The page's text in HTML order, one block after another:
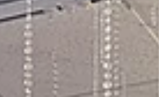
như giông bão và lũ lụt. Bảo vệ con là thiên
mệnh của người cha, cũng như dung dưỡng
là đức tánh của người mẹ. "Nghĩa mẹ như
nước trong nguồn chảy ra", ví tình thương
của người mẹ như n